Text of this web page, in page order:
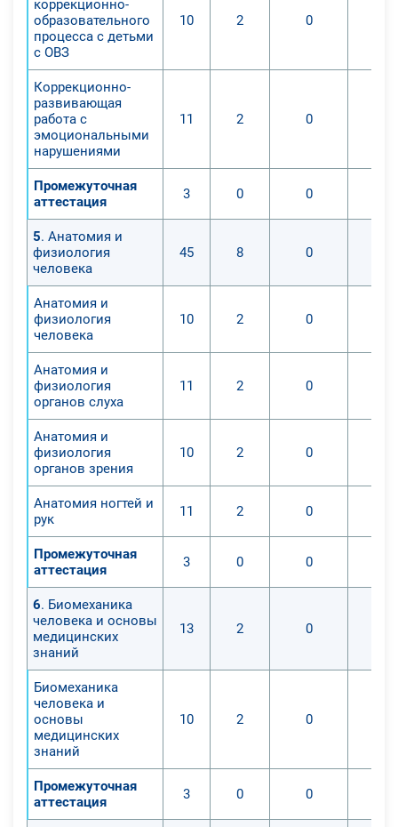
- общее понимание основ ФГОС
ООО,СОО,НОО как они устроены, на
чем построены и т.д;
учащихся в общеобразовательных
- характерные особенности
физического развития детей,
учащихся в общеобразовательных
Умения:
общеобразовательных
эффективных упражнений, которые
- разработка учебных и
- проведение уроков физкультуры в
общеобразовательных
учреждениях;
таблиц и презентация для
предмету «Физкультура» согласно
СОО, ведь они являются
фундаментом всей программы.
коррекционно-
образовательного
процесса с детьми
с ОВЗ
10 2 0
Коррекционно-
развивающая
работа с
эмоциональными
нарушениями
11 2 0
Промежуточная
аттестация
3 0 0
5. Анатомия и
физиология
человека
45 8 0
Анатомия и
физиология
человека
10 2 0
Анатомия и
физиология
органов слуха
11 2 0
Анатомия и
физиология
органов зрения
10 2 0
Анатомия ногтей и
рук
11 2 0
Промежуточная
аттестация
3 0 0
6. Биомеханика
человека и основы
медицинских
знаний
13 2 0
Биомеханика
человека и
основы
медицинских
знаний
10 2 0
Промежуточная
аттестация
3 0 0